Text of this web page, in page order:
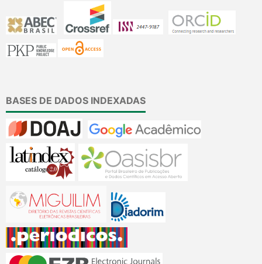
BASES DE DADOS INDEXADAS